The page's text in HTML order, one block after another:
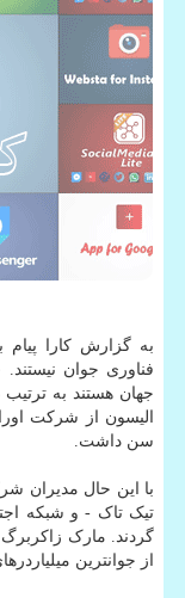
به گزارش کارا پیام
فناوری جوان
سن داشت.
تیک تاک - و شبکه
از جوانترین